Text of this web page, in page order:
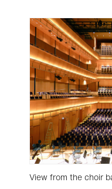
View from the choir